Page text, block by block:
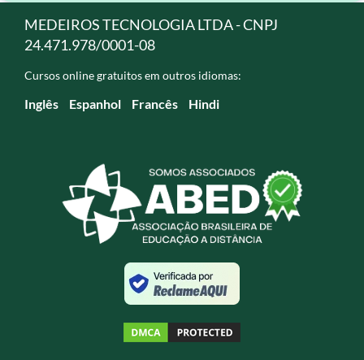
MEDEIROS TECNOLOGIA LTDA - CNPJ
24.471.978/0001-08
Cursos online gratuitos em outros idiomas:
Inglês Espanhol Francês Hindi